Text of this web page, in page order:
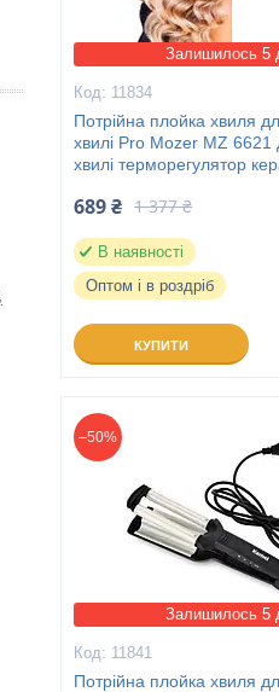
Залишилось 5
11834
Потрійна плойка хвиля
хвилі Pro Mozer MZ 6621
хвилі терморегулятор
689 ₴ 1 377 ₴
В наявності
Оптом і в роздріб
КУПИТИ
–50%
Залишилось 5
11841
Потрійна плойка хвиля